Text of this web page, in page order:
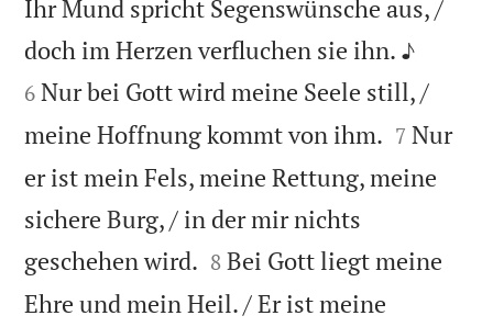
Ihr Mund spricht Segenswünsche aus, /
doch im Herzen verfluchen sie ihn. ♪
6 Nur bei Gott wird meine Seele still, /
meine Hoffnung kommt von ihm. 

7 Nur
er ist mein Fels, meine Rettung, meine
sichere Burg, / in der mir nichts
geschehen wird. 

8 Bei Gott liegt meine
Ehre und mein Heil. / Er ist meine